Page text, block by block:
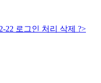
22 로그인 처리 삭제 ?>